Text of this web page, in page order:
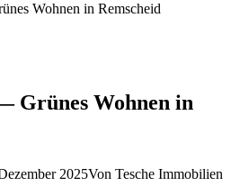
Wohnen in Remscheid
Grünes Wohnen in
2025Von Tesche Immobilien